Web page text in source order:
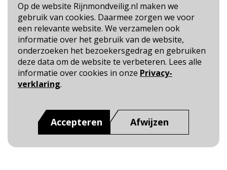
Op de website Rijnmondveilig.nl maken we
gebruik van cookies. Daarmee zorgen we voor
een relevante website. We verzamelen ook
informatie over het gebruik van de website,
onderzoeken het bezoekersgedrag en gebruiken
deze data om de website te verbeteren. Lees alle
informatie over cookies in onze Privacy-
verklaring.
Accepteren Afwijzen
Blijf op de hoogte
Cookie- en Privacybeleid
Toegankelijkheid